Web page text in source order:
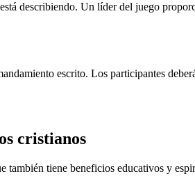
describiendo. Un líder del juego
escrito. Los participantes
cristianos
tiene beneficios educativos y